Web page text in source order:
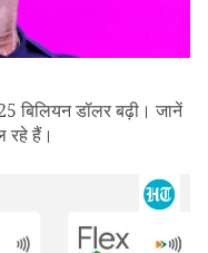
बिलियन डॉलर बढ़ी। जानें
रहे हैं।